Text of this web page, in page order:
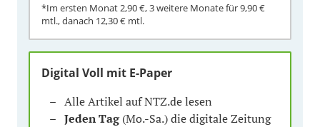
*Im ersten Monat2,90 €, 3 weitere Monate für9,90 €
mtl., danach 12,30 € mtl.
Digital Voll mit E-Paper
Alle Artikel auf NTZ.de lesen
Jeden Tag(Mo.-Sa.) die digitale Zeitung